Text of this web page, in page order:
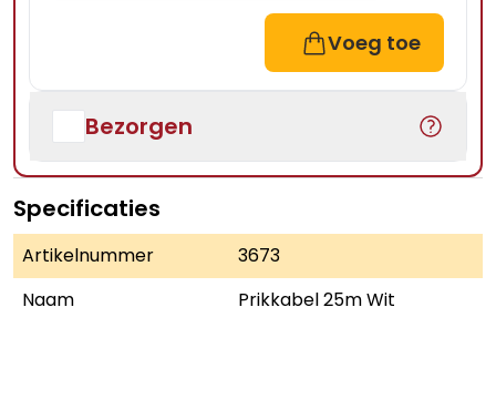
Voeg toe
Bezorgen
Specificaties
Artikelnummer
3673
Naam
Prikkabel 25m Wit